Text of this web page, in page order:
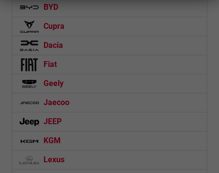
BYD
Cupra
Dacia
Fiat
Geely
Jaecoo
JEEP
KGM
Lexus